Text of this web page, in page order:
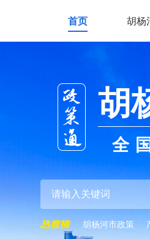
首页 胡杨
胡
全
胡杨河市政策